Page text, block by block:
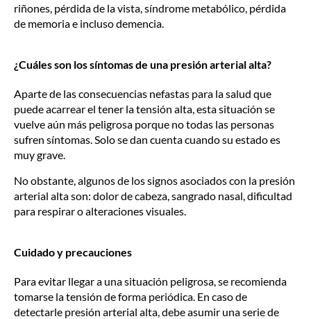
riñones, pérdida de la vista, síndrome metabólico, pérdida
de memoria e incluso demencia.
¿Cuáles son los síntomas de una presión arterial alta?
Aparte de las consecuencias nefastas para la salud que
puede acarrear el tener la tensión alta, esta situación se
vuelve aún más peligrosa porque no todas las personas
sufren síntomas. Solo se dan cuenta cuando su estado es
muy grave.
No obstante, algunos de los signos asociados con la presión
arterial alta son: dolor de cabeza, sangrado nasal, dificultad
para respirar o alteraciones visuales.
Cuidado y precauciones
Para evitar llegar a una situación peligrosa, se recomienda
tomarse la tensión de forma periódica. En caso de
detectarle presión arterial alta, debe asumir una serie de